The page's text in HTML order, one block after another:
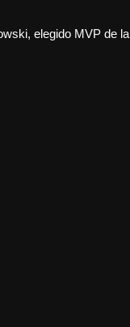
elegido MVP de